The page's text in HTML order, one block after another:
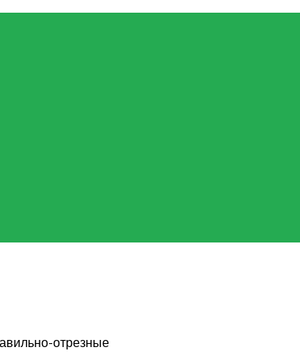
отрезные